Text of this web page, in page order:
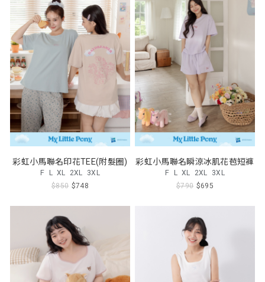
彩虹小馬聯名印花TEE(附髮圈)
F L XL 2XL 3XL
$850 $748
彩虹小馬聯名瞬涼冰肌花苞短褲
F L XL 2XL 3XL
$790 $695